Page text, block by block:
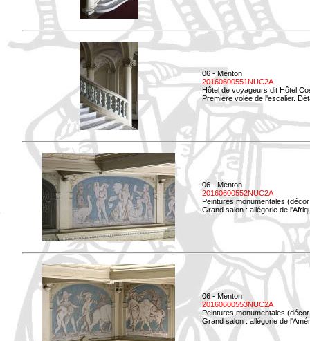
06 - Menton
20160600551NUC2A
Hôtel de voyageurs dit Hôtel
Première volée de l'escalier.
06 - Menton
20160600552NUC2A
Peintures monumentales
Grand salon : allégorie de
06 - Menton
20160600553NUC2A
Peintures monumentales
Grand salon : allégorie de